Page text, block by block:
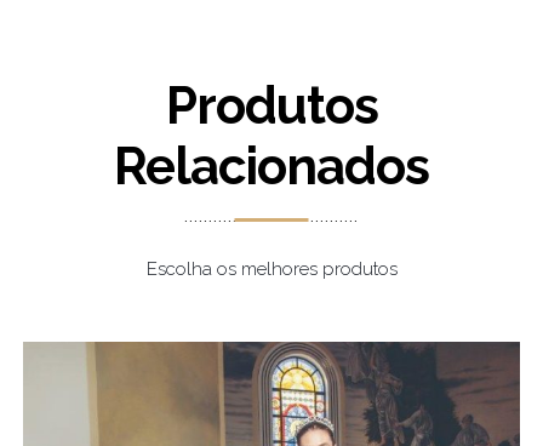
Produtos
Relacionados
Escolha os melhores produtos